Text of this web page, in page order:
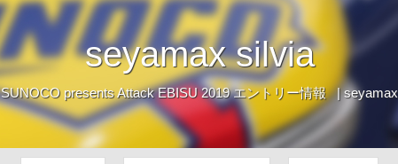
seyamax silvia
SUNOCO presents Attack EBISU 2019 エントリー情報 seyamax